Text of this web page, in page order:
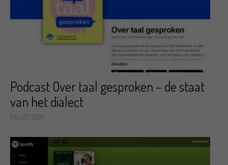
Podcast Over taal gesproken – de staat
van het dialect
26/07/2021